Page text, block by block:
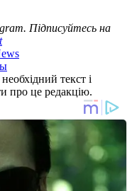
Підписуйтесь на
текст і
про це редакцію.